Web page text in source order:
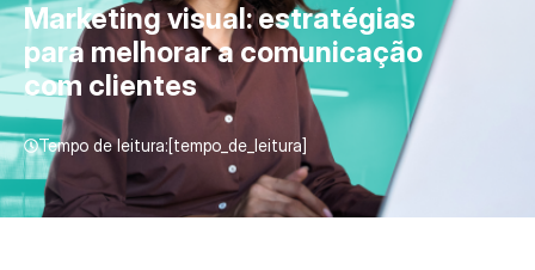
Marketing visual: estratégias
para melhorar a comunicação
com clientes
Tempo de leitura:[tempo_de_leitura]